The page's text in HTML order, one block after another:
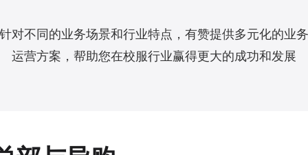
针对不同的业务场景和行业特点，有赞提供多元化的业务
运营方案，帮助您在校服行业赢得更大的成功和发展